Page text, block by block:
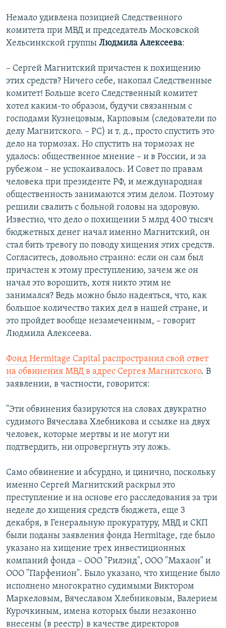
Немало удивлена позицией Следственного
комитета при МВД и председатель Московской
Хельсинкской группы Людмила Алексеева:
– Сергей Магнитский причастен к похищению
этих средств? Ничего себе, накопал Следственные
комитет! Больше всего Следственный комитет
хотел каким-то образом, будучи связанным с
господами Кузнецовым, Карповым (следователи по
делу Магнитского. – РС) и т. д., просто спустить это
дело на тормозах. Но спустить на тормозах не
удалось: общественное мнение – и в России, и за
рубежом – не успокаивалось. И Совет по правам
человека при президенте РФ, и международная
общественность занимаются этим делом. Поэтому
решили свалить с больной головы на здоровую.
Известно, что дело о похищении 5 млрд 400 тысяч
бюджетных денег начал именно Магнитский, он
стал бить тревогу по поводу хищения этих средств.
Согласитесь, довольно странно: если он сам был
причастен к этому преступлению, зачем же он
начал это ворошить, хотя никто этим не
занимался? Ведь можно было надеяться, что, как
большое количество таких дел в нашей стране, и
это пройдет вообще незамеченным, – говорит
Людмила Алексеева.
Фонд Hermitage Capital распространил свой ответ
на обвинения МВД в адрес Сергея Магнитского. В
заявлении, в частности, говорится:
"Эти обвинения базируются на словах двукратно
судимого Вячеслава Хлебникова и ссылке на двух
человек, которые мертвы и не могут ни
подтвердить, ни опровергнуть эту ложь.
Само обвинение и абсурдно, и цинично, поскольку
именно Сергей Магнитский раскрыл это
преступление и на основе его расследования за три
неделе до хищения средств бюджета, еще 3
декабря, в Генеральную прокуратуру, МВД и СКП
были поданы заявления фонда Hermitage, где было
указано на хищение трех инвестиционных
компаний фонда – ООО "Рилэнд", ООО "Махаон" и
ООО "Парфенион". Было указано, что хищение было
исполнено многократно судимыми Виктором
Маркеловым, Вячеславом Хлебниковым, Валерием
Курочкиным, имена которых были незаконно
внесены (в реестр) в качестве директоров